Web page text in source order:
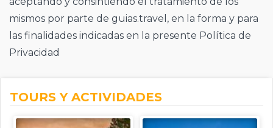
mismos por parte de guias.travel, en la forma y para
las finalidades indicadas en la presente Política de
Privacidad
TOURS Y ACTIVIDADES